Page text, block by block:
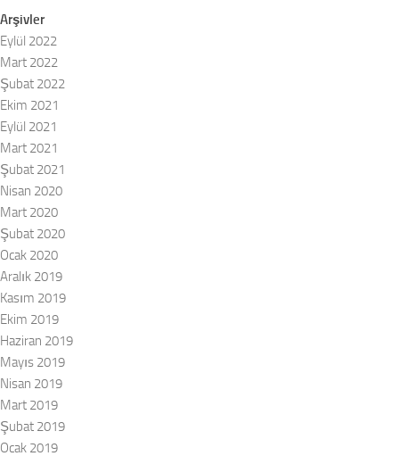
Arşivler
Eylül 2022
Mart 2022
Şubat 2022
Ekim 2021
Eylül 2021
Mart 2021
Şubat 2021
Nisan 2020
Mart 2020
Şubat 2020
Ocak 2020
Aralık 2019
Kasım 2019
Ekim 2019
Haziran 2019
Mayıs 2019
Nisan 2019
Mart 2019
Şubat 2019
Ocak 2019